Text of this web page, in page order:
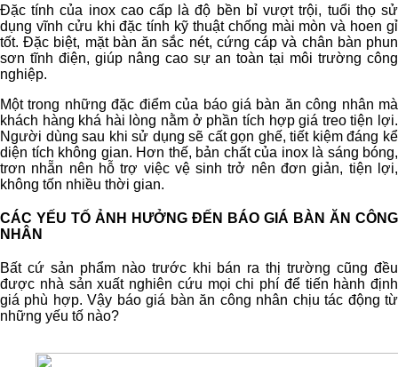
Đặc tính của inox cao cấp là độ bền bỉ vượt trội, tuổi thọ sử
dụng vĩnh cửu khi đặc tính kỹ thuật chống mài mòn và hoen gỉ
tốt. Đặc biệt, mặt bàn ăn sắc nét, cứng cáp và chân bàn phun
sơn tĩnh điện, giúp nâng cao sự an toàn tại môi trường công
nghiệp.
Một trong những đặc điểm của báo giá bàn ăn công nhân mà
khách hàng khá hài lòng nằm ở phần tích hợp giá treo tiện lợi.
Người dùng sau khi sử dụng sẽ cất gọn ghế, tiết kiệm đáng kể
diện tích không gian. Hơn thế, bản chất của inox là sáng bóng,
trơn nhẵn nên hỗ trợ việc vệ sinh trở nên đơn giản, tiện lợi,
không tốn nhiều thời gian.
CÁC YẾU TỐ ẢNH HƯỞNG ĐẾN BÁO GIÁ BÀN ĂN CÔNG
NHÂN
Bất cứ sản phẩm nào trước khi bán ra thị trường cũng đều
được nhà sản xuất nghiên cứu mọi chi phí để tiến hành định
giá phù hợp. Vậy báo giá bàn ăn công nhân chịu tác động từ
những yếu tố nào?